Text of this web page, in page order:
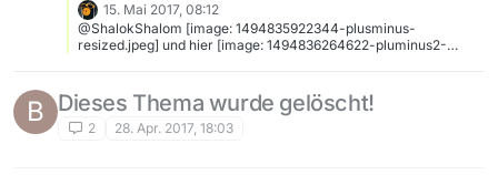
15. Mai 2017, 08:12
@ShalokShalom [image: 1494835922344-plusminus-
resized.jpeg] und hier [image: 1494836264622-pluminus2-
https://mediathekviewweb.de/#query=Plusminus Methadon als
Krebsmittel Was meinst du denn jetzt, MediathekView oder
MediathekviewWeb? Du schreibst MediathekView, verlinkst
B Dieses Thema wurde gelöscht!
2 28. Apr. 2017, 18:03